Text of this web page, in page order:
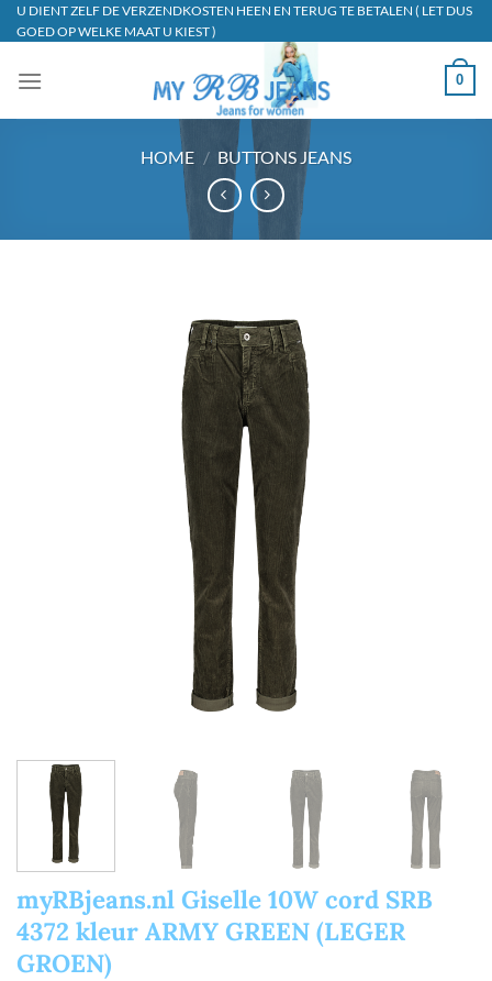
Ga
naar
U DIENT ZELF DE VERZENDKOSTEN HEEN EN TERUG TE BETALEN ( LET DUS
GOED OP WELKE MAAT U KIEST )
0
HOME / BUTTONS JEANS
myRBjeans.nl Giselle 10W cord SRB
4372 kleur ARMY GREEN (LEGER
GROEN)